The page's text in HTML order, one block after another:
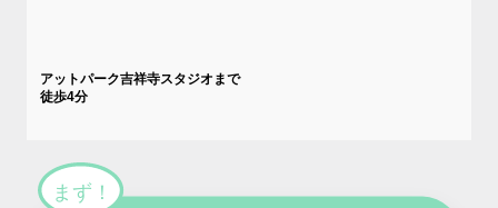
アットパーク吉祥寺スタジオまで
徒歩4分